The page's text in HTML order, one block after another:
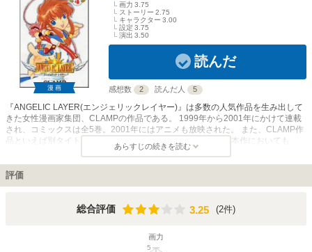
漫画
画力 3.75
ストーリー 2.75
キャラクター 3.00
設定 3.75
演出 3.50
読んだ
感想数 2 読んだ人 5
『ANGELIC LAYER(エンジェリックレイヤー)』は多数の人気作品を生み出して
きた女性漫画家集団、CLAMPの作品である。 1999年から2001年にかけて連載
され、コミックスは全5巻。2001年にはアニメも放映された。 また、CLAMP作
品といえば別タイトルとリンクしていることが多々あるが、本作においても
CLAMPの別の人気作品『ちょびっツ』と関わりが深い。 本作は中学生のヒロイ
ンが天使（エンジェル）と呼ばれる人形を使った格闘ゲームに魅せられ、公式戦
に参加し快勝していくというもの。ヒロインは素人で公式戦初参加なのだが、高
い集中力と動体視力を武器に戦う。ライバル達との対戦で成長する姿はスポ根も
カルと名付けられるがこちらも別作品のヒロイン「獅堂光」から来ているらしき
あらすじの続きを読む
評価
総合評価 3.25
3.25 (2件)
画力
5